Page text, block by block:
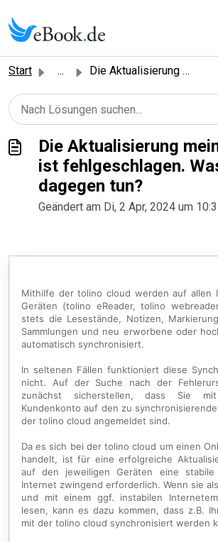
Start ... Die Aktualisierung meiner Inhalte ist fehlgeschlagen. Was...
Die Aktualisierung
ist fehlgeschlagen.
dagegen tun?
Geändert am Di, 2 Apr, 2024 um
Mithilfe der tolino cloud werden auf allen
Geräten (tolino eReader, tolino
stets die Lesestände, Notizen,
Sammlungen und neu erworbene oder
automatisch synchronisiert.
In seltenen Fällen funktioniert diese
nicht. Auf der Suche nach der
zunächst sicherstellen, dass Sie
Kundenkonto auf den zu
der tolino cloud angemeldet sind.
Da es sich bei der tolino cloud um einen
handelt, ist für eine erfolgreiche
auf den jeweiligen Geräten eine stabile
Internet zwingend erforderlich. Wenn sie
und mit einem ggf. instabilen
lesen, kann es dazu kommen, dass z.B.
mit der tolino cloud synchronisiert werden